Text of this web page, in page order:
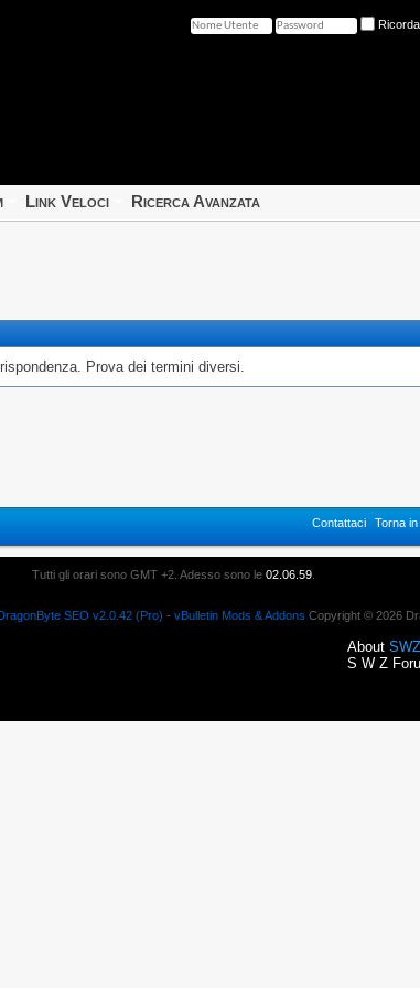
Link Veloci Ricerca Avanzata
Prova dei termini diversi.
Contattaci Torna
Tutti gli orari sono GMT +2. Adesso sono le 02.06.59.
SEO v2.0.42 (Pro) - vBulletin Mods & Addons Copyright © 2026
About
S W Z